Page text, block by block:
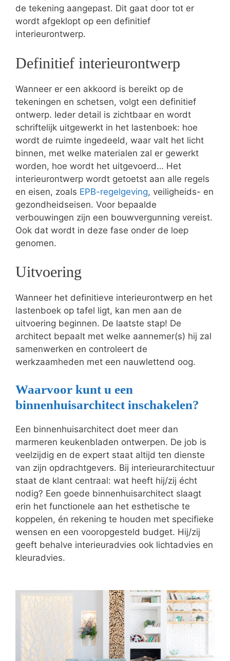
de tekening aangepast. Dit gaat door tot er
wordt afgeklopt op een definitief
interieurontwerp.
Definitief interieurontwerp
Wanneer er een akkoord is bereikt op de
tekeningen en schetsen, volgt een definitief
ontwerp. Ieder detail is zichtbaar en wordt
schriftelijk uitgewerkt in het lastenboek: hoe
wordt de ruimte ingedeeld, waar valt het licht
binnen, met welke materialen zal er gewerkt
worden, hoe wordt het uitgevoerd… Het
interieurontwerp wordt getoetst aan alle regels
en eisen, zoals EPB-regelgeving, veiligheids- en
gezondheidseisen. Voor bepaalde
verbouwingen zijn een bouwvergunning vereist.
Ook dat wordt in deze fase onder de loep
genomen.
Uitvoering
Wanneer het definitieve interieurontwerp en het
lastenboek op tafel ligt, kan men aan de
uitvoering beginnen. De laatste stap! De
architect bepaalt met welke aannemer(s) hij zal
samenwerken en controleert de
werkzaamheden met een nauwlettend oog.
Waarvoor kunt u een
binnenhuisarchitect inschakelen?
Een binnenhuisarchitect doet meer dan
marmeren keukenbladen ontwerpen. De job is
veelzijdig en de expert staat altijd ten dienste
van zijn opdrachtgevers. Bij interieurarchitectuur
staat de klant centraal: wat heeft hij/zij écht
nodig? Een goede binnenhuisarchitect slaagt
erin het functionele aan het esthetische te
koppelen, én rekening te houden met specifieke
wensen en een vooropgesteld budget. Hij/zij
geeft behalve interieuradvies ook lichtadvies en
kleuradvies.